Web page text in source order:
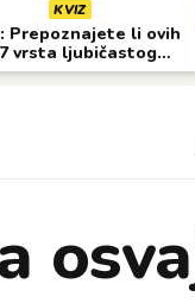
KVIZ
Prepoznajete li ovih
vrsta ljubičastog
cvijeća?